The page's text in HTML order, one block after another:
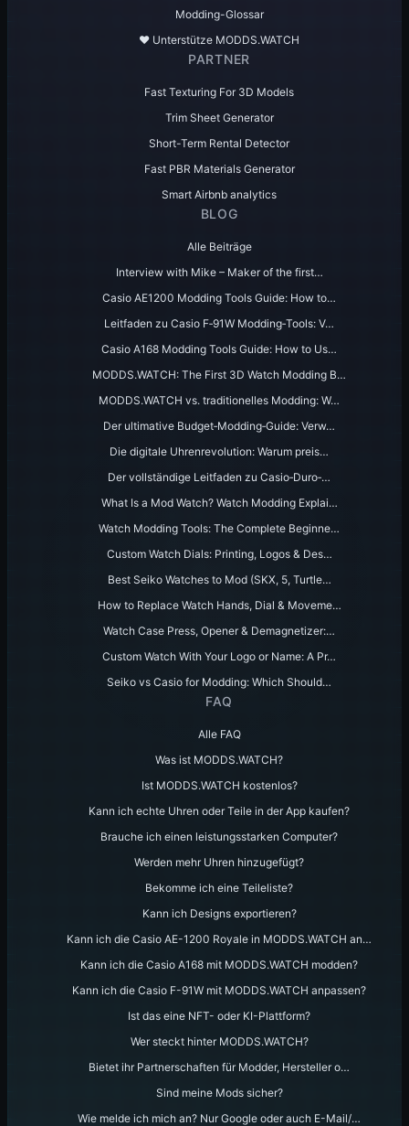
Modding-Glossar
♥️ Unterstütze MODDS.WATCH
PARTNER
Fast Texturing For 3D Models
Trim Sheet Generator
Short-Term Rental Detector
Fast PBR Materials Generator
Smart Airbnb analytics
BLOG
Alle Beiträge
Interview with Mike – Maker of the first…
Casio AE1200 Modding Tools Guide: How to…
Leitfaden zu Casio F‑91W Modding‑Tools: V…
Casio A168 Modding Tools Guide: How to Us…
MODDS.WATCH: The First 3D Watch Modding B…
MODDS.WATCH vs. traditionelles Modding: W…
Der ultimative Budget‑Modding‑Guide: Verw…
Die digitale Uhrenrevolution: Warum preis…
Der vollständige Leitfaden zu Casio‑Duro‑…
What Is a Mod Watch? Watch Modding Explai…
Watch Modding Tools: The Complete Beginne…
Custom Watch Dials: Printing, Logos & Des…
Best Seiko Watches to Mod (SKX, 5, Turtle…
How to Replace Watch Hands, Dial & Moveme…
Watch Case Press, Opener & Demagnetizer:…
Custom Watch With Your Logo or Name: A Pr…
Seiko vs Casio for Modding: Which Should…
FAQ
Alle FAQ
Was ist MODDS.WATCH?
Ist MODDS.WATCH kostenlos?
Kann ich echte Uhren oder Teile in der App kaufen?
Brauche ich einen leistungsstarken Computer?
Werden mehr Uhren hinzugefügt?
Bekomme ich eine Teileliste?
Kann ich Designs exportieren?
Kann ich die Casio AE-1200 Royale in MODDS.WATCH an…
Kann ich die Casio A168 mit MODDS.WATCH modden?
Kann ich die Casio F-91W mit MODDS.WATCH anpassen?
Ist das eine NFT- oder KI-Plattform?
Wer steckt hinter MODDS.WATCH?
Bietet ihr Partnerschaften für Modder, Hersteller o…
Sind meine Mods sicher?
Wie melde ich mich an? Nur Google oder auch E-Mail/…